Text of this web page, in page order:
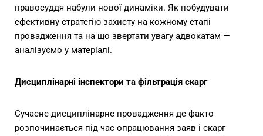
правосуддя набули нової динаміки. Як побудувати
ефективну стратегію захисту на кожному етапі
провадження та на що звертати увагу адвокатам —
аналізуємо у матеріалі.
Дисциплінарні інспектори та фільтрація скарг
Сучасне дисциплінарне провадження де-факто
розпочинається під час опрацювання заяв і скарг